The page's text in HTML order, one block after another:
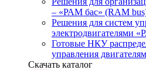
– «РАМ бас» (RAM
Решения для систем
Готовые НКУ
управления
Скачать каталог